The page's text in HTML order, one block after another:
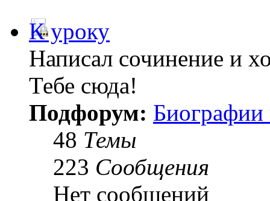
К уроку
Написал сочинение и
Тебе сюда!
Подфорум: Биографии
48 Темы
223 Сообщения
Нет сообщений